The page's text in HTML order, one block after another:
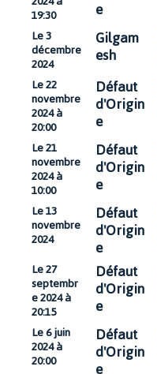
19:30 e
Le 3
décembre
2024
Gilgam
esh
Le 22
novembre
2024 à
20:00
Défaut
d'Origin
e
Le 21
novembre
2024 à
10:00
Défaut
d'Origin
e
Le 13
novembre
2024
Défaut
d'Origin
e
Le 27
septembr
e 2024 à
20:15
Défaut
d'Origin
e
Le 6 juin
2024 à
20:00
Défaut
d'Origin